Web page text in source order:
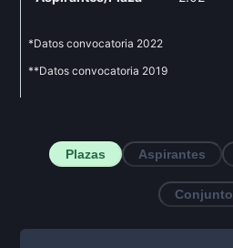
*Datos convocatoria 2022
**Datos convocatoria 2019
Plazas Aspirantes
Conjunto